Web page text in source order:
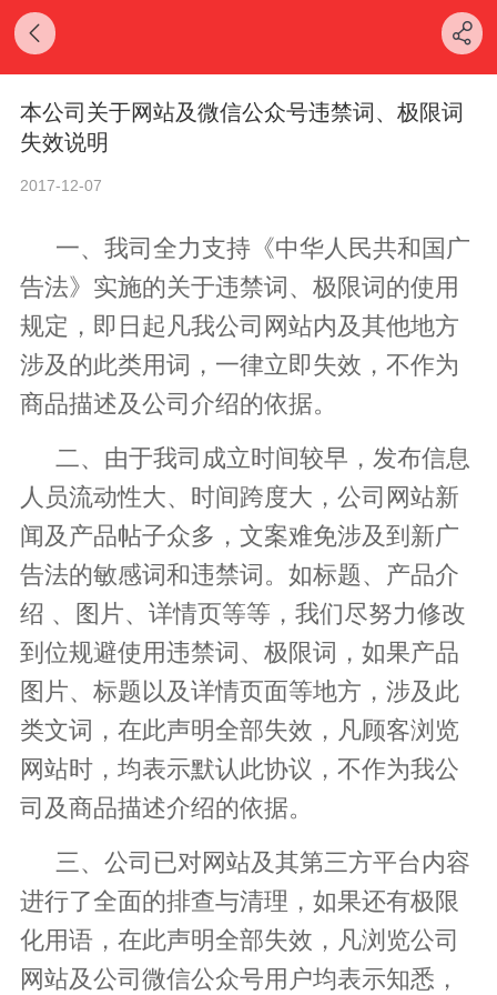
本公司关于网站及微信公众号违禁词、极限词
失效说明
2017-12-07
一、我司全力支持《中华人民共和国广
告法》实施的关于违禁词、极限词的使用
规定，即日起凡我公司网站内及其他地方
涉及的此类用词，一律立即失效，不作为
商品描述及公司介绍的依据。
二、由于我司成立时间较早，发布信息
人员流动性大、时间跨度大，公司网站新
闻及产品帖子众多，文案难免涉及到新广
告法的敏感词和违禁词。如标题、产品介
绍 、图片、详情页等等，我们尽努力修改
到位规避使用违禁词、极限词，如果产品
图片、标题以及详情页面等地方，涉及此
类文词，在此声明全部失效，凡顾客浏览
网站时，均表示默认此协议，不作为我公
司及商品描述介绍的依据。
三、公司已对网站及其第三方平台内容
进行了全面的排查与清理，如果还有极限
化用语，在此声明全部失效，凡浏览公司
网站及公司微信公众号用户均表示知悉，